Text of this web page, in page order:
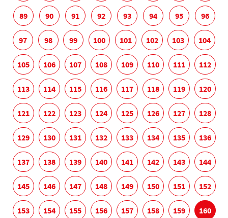
89 90 91 92 93 94 95 96
97 98 99 100 101 102 103 104
105 106 107 108 109 110 111 112
113 114 115 116 117 118 119 120
121 122 123 124 125 126 127 128
129 130 131 132 133 134 135 136
137 138 139 140 141 142 143 144
145 146 147 148 149 150 151 152
153 154 155 156 157 158 159 160